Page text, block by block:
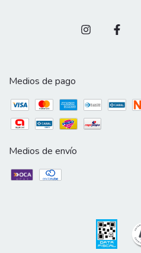
Medios de pago
Medios de envío